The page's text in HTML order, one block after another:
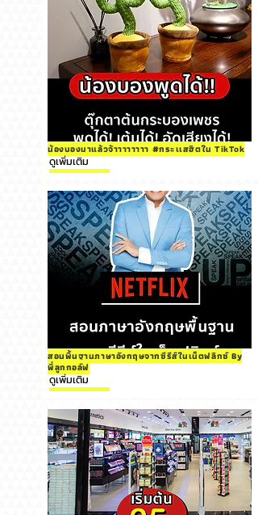
น้องบองมาแล้วจ้าาาาาาาา #กระเเสฮิตใน TikTok
ดูเพิ่มเติม
สอนพื้นฐานภาษาอังกฤษจากซีรีส์ในเน็ตฟลิกซ์ By
พี่ลูกกอล์ฟ
ดูเพิ่มเติม